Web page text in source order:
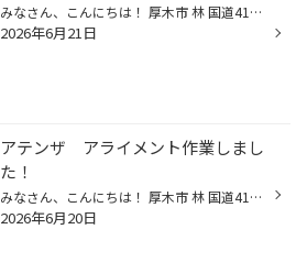
みなさん、こんにちは！ 厚木市 林 国道412号線沿い WILD-1 さん横の タイヤ館厚木店 ざわちん です(*´◒`*) 本日は VW ゴルフ の パンク修理 をご紹介いたします(#^.^#) こちらのお客様は 空気が漏れる とご来店されました 点検してみると・・・ 刺さってます(-_-;) 貫通しています(;^_^A タイヤの...
2026年6月21日
アテンザ アライメント作業しまし
た！
みなさん、こんにちは！ 厚木市 林 国道412号線沿い WILD-1 さん横の タイヤ館厚木店 ざわちん です(*´◒`*) 本日は マツダ アテンザ の アライメント作業 をご紹介いたします(#^.^#) こちらのお客様は 足回りを交換したのでアライメント作業をお願いしたい とご来店されました それでは早速、データ...
2026年6月20日